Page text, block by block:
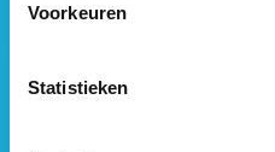
Voorkeuren
Statistieken
Wij vatten het laatste
media voor je samen en
vastgoedtrends.